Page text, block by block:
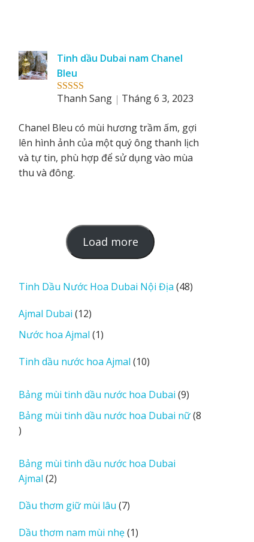
Rated5 out
Tinh dầu Dubai nam Chanel
Bleu
Thanh Sang
Tháng 6 3, 2023
Chanel Bleu có mùi hương trầm ấm, gợi
lên hình ảnh của một quý ông thanh lịch
và tự tin, phù hợp để sử dụng vào mùa
thu và đông.
Load moreL
o
d
r
v
e
Tinh Dầu Nước Hoa Dubai Nội Địa 4848
Ajmal Dubai 1212
sản
phẩm
Nước hoa Ajmal 11
phẩm
Tinh dầu nước hoa Ajmal 1010
phẩm
Bảng mùi tinh dầu nước hoa Dubai 99
sản
phẩm
Bảng mùi tinh dầu nước hoa Dubai nữ 8
8
phẩm
Bảng mùi tinh dầu nước hoa Dubai
Ajmal 22
phẩm
Dầu thơm giữ mùi lâu 77
phẩm
Dầu thơm nam mùi nhẹ 11